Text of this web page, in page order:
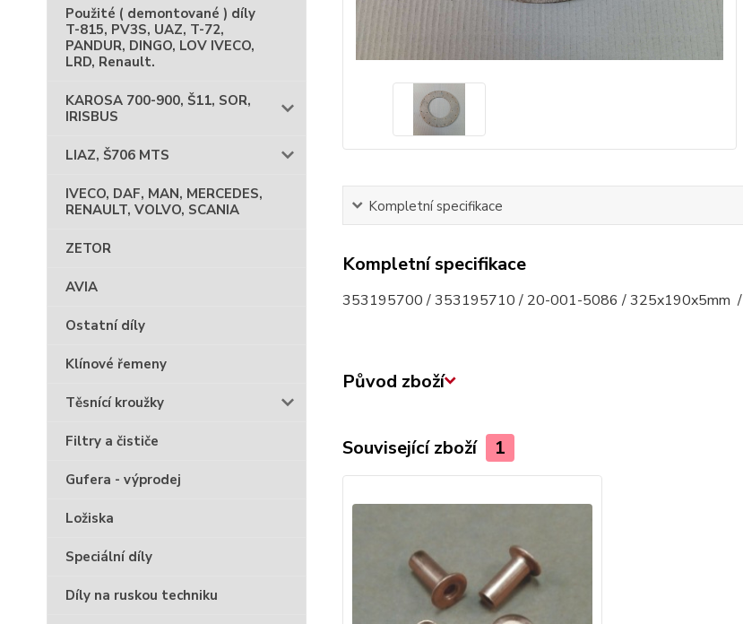
Použité ( demontované ) díly
T-815, PV3S, UAZ, T-72,
PANDUR, DINGO, LOV IVECO,
LRD, Renault.
KAROSA 700-900, Š11, SOR,
IRISBUS
LIAZ, Š706 MTS
IVECO, DAF, MAN, MERCEDES,
RENAULT, VOLVO, SCANIA
ZETOR
AVIA
Ostatní díly
Klínové řemeny
Těsnící kroužky
Filtry a čističe
Gufera - výprodej
Ložiska
Speciální díly
Díly na ruskou techniku
Kompletní specifikace
Kompletní specifikace
353195700 / 353195710 / 20-001-5086 / 325x190x5mm /
Původ zboží
Související zboží 1